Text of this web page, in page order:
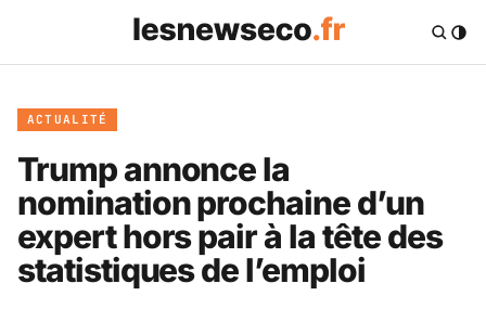
ACTUALITÉ
Trump annonce la
nomination prochaine d’un
expert hors pair à la tête des
statistiques de l’emploi